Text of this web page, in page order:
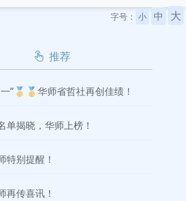
字号： 小 中 大
推荐
”🥇🥇华师省哲社再创佳绩！
单揭晓，华师上榜！
特别提醒！
再传喜讯！